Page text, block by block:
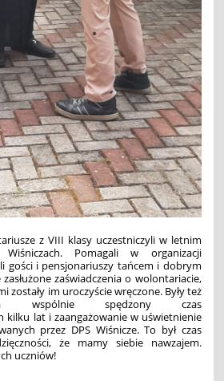
z VIII klasy uczestniczyli w letnim
Pomagali w organizacji
gości i pensjonariuszy tańcem i dobrym
zaświadczenia o wolontariacie,
zostały im uroczyście wręczone. Były też
wspólnie spędzony czas
kilku lat i zaangażowanie w uświetnienie
przez DPS Wiśnicze. To był czas
że mamy siebie nawzajem.
uczniów!